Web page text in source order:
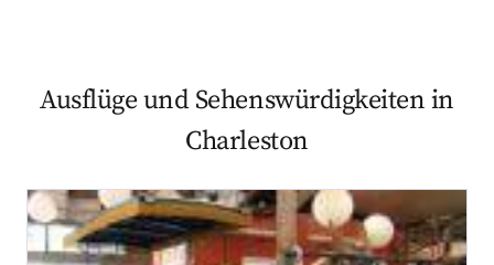
Ausflüge und Sehenswürdigkeiten in
Charleston